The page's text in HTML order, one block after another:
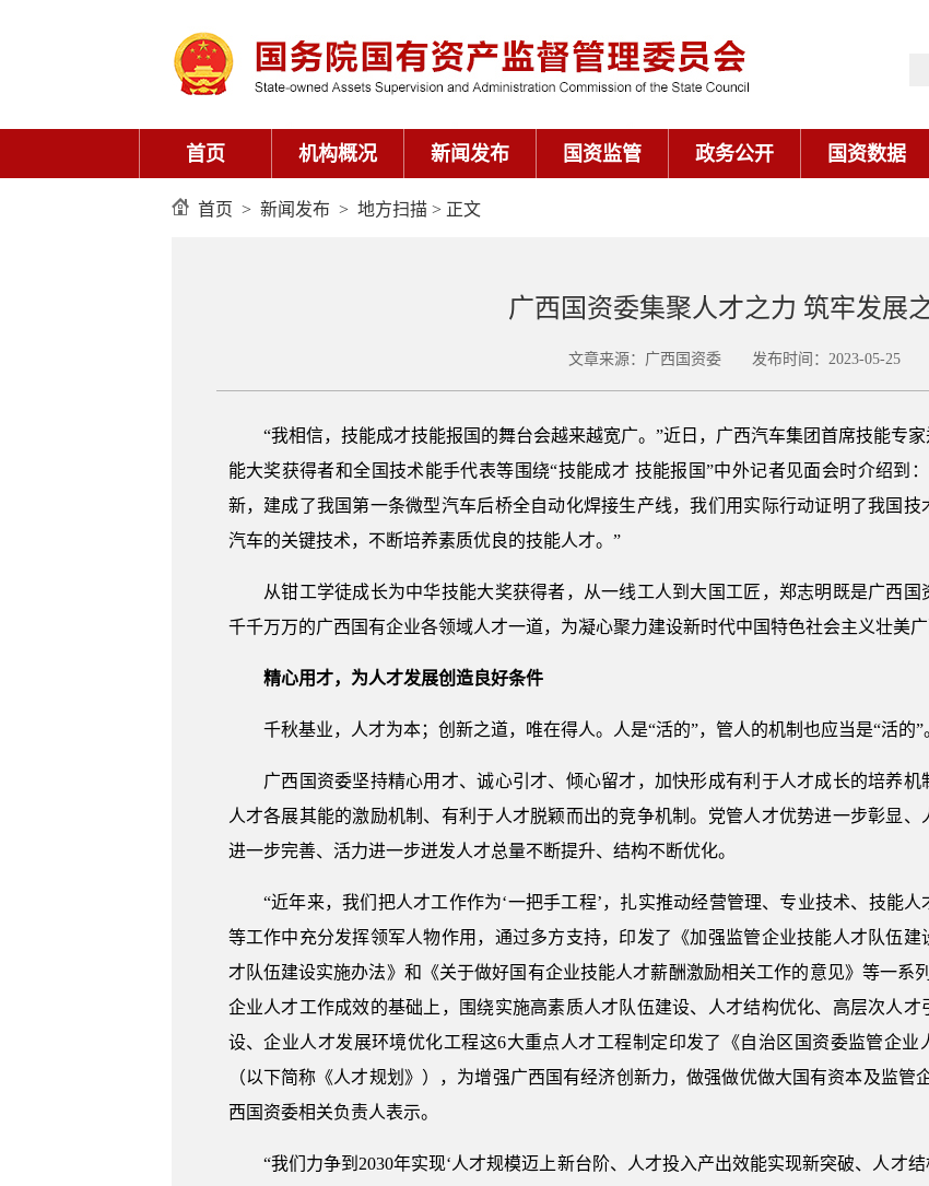
首页 机构概况 新闻发布 国资监管 政务公开 国资数据
首页 > 新闻发布 > 地方扫描 > 正文
广西国资委集聚人才之力 筑牢发展
文章来源：广西国资委 发布时间：2023-05-25
“我相信，技能成才技能报国的舞台会越来越宽广。”近日，广西汽车集团首席技能专家
能大奖获得者和全国技术能手代表等围绕“技能成才 技能报国”中外记者见面会时介绍到
新，建成了我国第一条微型汽车后桥全自动化焊接生产线，我们用实际行动证明了我国
汽车的关键技术，不断培养素质优良的技能人才。”
从钳工学徒成长为中华技能大奖获得者，从一线工人到大国工匠，郑志明既是广西国
千千万万的广西国有企业各领域人才一道，为凝心聚力建设新时代中国特色社会主义壮美广
精心用才，为人才发展创造良好条件
千秋基业，人才为本；创新之道，唯在得人。人是“活的”，管人的机制也应当是“活的”
广西国资委坚持精心用才、诚心引才、倾心留才，加快形成有利于人才成长的培养机
人才各展其能的激励机制、有利于人才脱颖而出的竞争机制。党管人才优势进一步彰显
进一步完善、活力进一步迸发人才总量不断提升、结构不断优化。
“近年来，我们把人才工作作为‘一把手工程’，扎实推动经营管理、专业技术、技能人
等工作中充分发挥领军人物作用，通过多方支持，印发了《加强监管企业技能人才队伍
才队伍建设实施办法》和《关于做好国有企业技能人才薪酬激励相关工作的意见》等一系
企业人才工作成效的基础上，围绕实施高素质人才队伍建设、人才结构优化、高层次人
设、企业人才发展环境优化工程这6大重点人才工程制定印发了《自治区国资委监管企业
（以下简称《人才规划》），为增强广西国有经济创新力，做强做优做大国有资本及监管
西国资委相关负责人表示。
“我们力争到2030年实现‘人才规模迈上新台阶、人才投入产出效能实现新突破、人才